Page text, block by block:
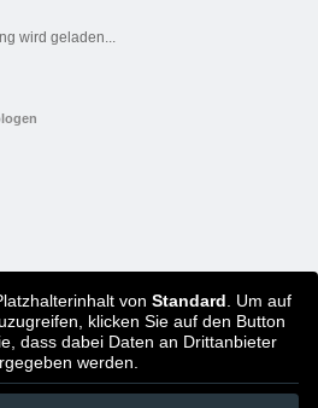
wird geladen...
von Standard . Um auf
klicken Sie auf den Button
dass dabei Daten an Drittanbieter
werden.